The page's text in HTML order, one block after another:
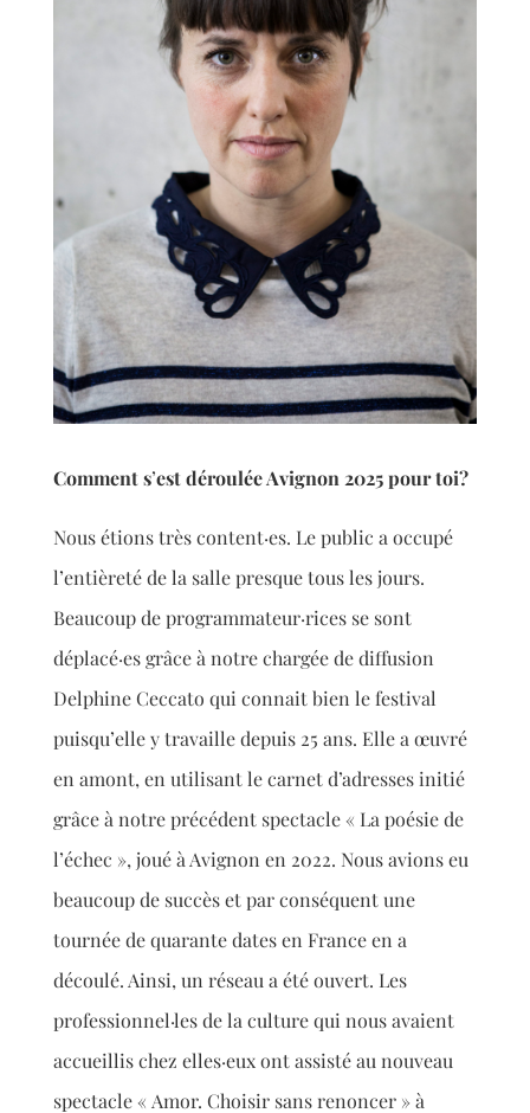
Comment s’est déroulée Avignon 2025 pour toi?
Nous étions très content·es. Le public a occupé
l’entièreté de la salle presque tous les jours.
Beaucoup de programmateur·rices se sont
déplacé·es grâce à notre chargée de diffusion
Delphine Ceccato qui connait bien le festival
puisqu’elle y travaille depuis 25 ans. Elle aœuvré
en amont, en utilisant le carnet d’adresses initié
grâce à notre précédent spectacle « La poésie de
l’échec », joué à Avignon en 2022. Nous avions eu
beaucoup de succèset par conséquent une
tournée de quarante dates en France en a
découlé. Ainsi, un réseau a été ouvert. Les
professionnel·les de la culture qui nous avaient
accueillis chez elles·eux ont assisté au nouveau
spectacle « Amor. Choisir sans renoncer » à